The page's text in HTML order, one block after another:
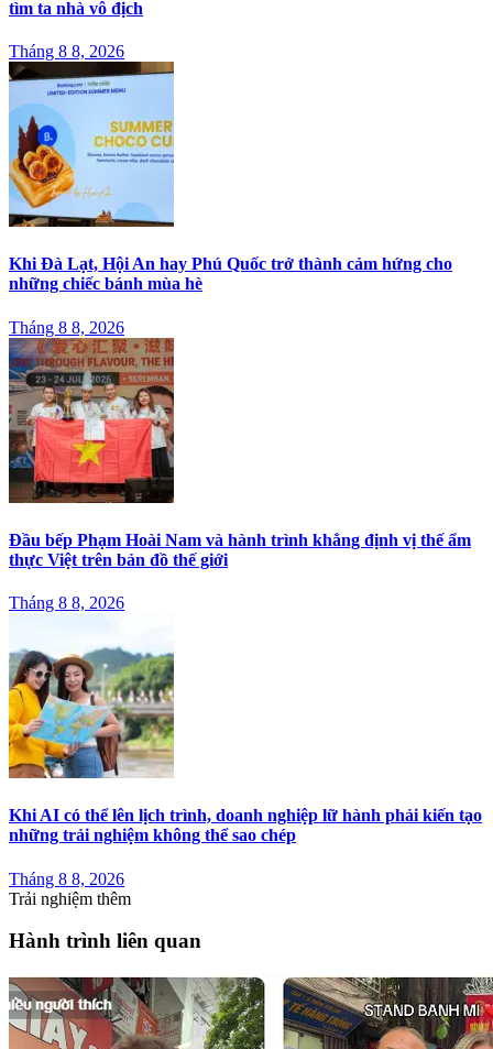
tìm ta nhà vô địch
Tháng 8 8, 2026
Khi Đà Lạt, Hội An hay Phú Quốc trở thành cảm hứng cho
những chiếc bánh mùa hè
Tháng 8 8, 2026
Đầu bếp Phạm Hoài Nam và hành trình khẳng định vị thế ẩm
thực Việt trên bản đồ thế giới
Tháng 8 8, 2026
Khi AI có thể lên lịch trình, doanh nghiệp lữ hành phải kiến tạo
những trải nghiệm không thể sao chép
Tháng 8 8, 2026
Trải nghiệm thêm
Hành trình liên quan